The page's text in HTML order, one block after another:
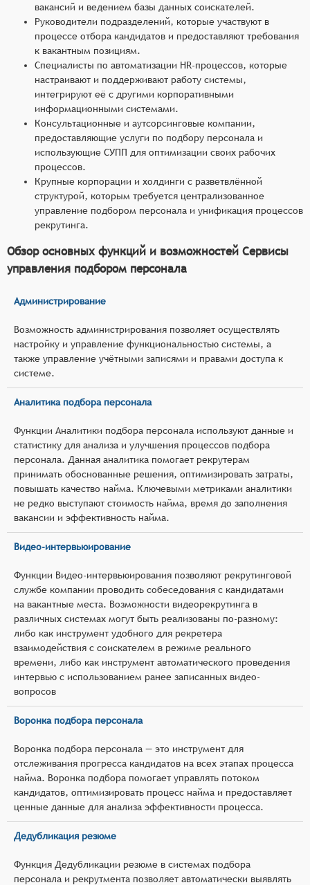
вакансий и ведением базы данных соискателей.
Руководители подразделений, которые участвуют в
процессе отбора кандидатов и предоставляют требования
к вакантным позициям.
Специалисты по автоматизации HR-процессов, которые
настраивают и поддерживают работу системы,
интегрируют её с другими корпоративными
информационными системами.
Консультационные и аутсорсинговые компании,
предоставляющие услуги по подбору персонала и
использующие СУПП для оптимизации своих рабочих
процессов.
Крупные корпорации и холдинги с разветвлённой
структурой, которым требуется централизованное
управление подбором персонала и унификация процессов
рекрутинга.
Обзор основных функций и возможностей Сервисы
управления подбором персонала
Администрирование
Возможность администрирования позволяет осуществлять
настройку и управление функциональностью системы, а
также управление учётными записями и правами доступа к
системе.
Аналитика подбора персонала
Функции Аналитики подбора персонала используют данные и
статистику для анализа и улучшения процессов подбора
персонала. Данная аналитика помогает рекрутерам
принимать обоснованные решения, оптимизировать затраты,
повышать качество найма. Ключевыми метриками аналитики
не редко выступают стоимость найма, время до заполнения
вакансии и эффективность найма.
Видео-интервьюирование
Функции Видео-интервьюирования позволяют рекрутинговой
службе компании проводить собеседования с кандидатами
на вакантные места. Возможности видеорекрутинга в
различных системах могут быть реализованы по-разному:
либо как инструмент удобного для рекретера
взаимодействия с соискателем в режиме реального
времени, либо как инструмент автоматического проведения
интервью с использованием ранее записанных видео-
вопросов
Воронка подбора персонала
Воронка подбора персонала — это инструмент для
отслеживания прогресса кандидатов на всех этапах процесса
найма. Воронка подбора помогает управлять потоком
кандидатов, оптимизировать процесс найма и предоставляет
ценные данные для анализа эффективности процесса.
Дедубликация резюме
Функция Дедубликации резюме в системах подбора
персонала и рекрутмента позволяет автоматически выявлять